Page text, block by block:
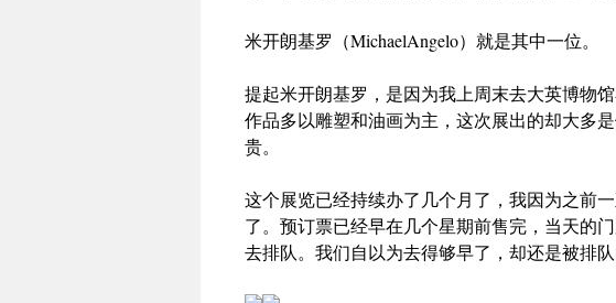
米开朗基罗（MichaelAngelo）就是其中一位。
提起米开朗基罗，是因为我上周末去大英博物
作品多以雕塑和油画为主，这次展出的却大多
贵。
这个展览已经持续办了几个月了，我因为之前
了。预订票已经早在几个星期前售完，当天的
去排队。我们自以为去得够早了，却还是被排队